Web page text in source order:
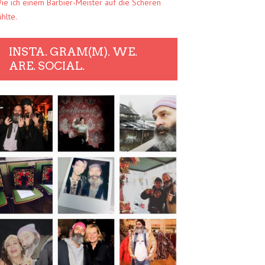
ich einem Barbier-Meister auf die Scheren
INSTA. GRAM(M). WE.
ARE. SOCIAL.